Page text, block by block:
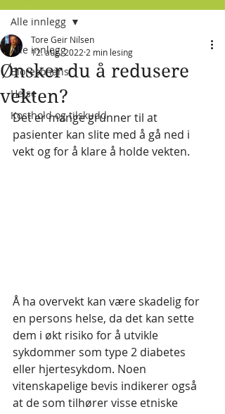
Alle innlegg
Bioresonans
Helse
Kosthold og tilskudd
Alle innlegg
Ønsker du å redusere
vekten?
Tore Geir Nilsen
12. aug. 2022 2 min lesing
Det er mange grunner til at
pasienter kan slite med å gå ned i
vekt og for å klare å holde vekten.
Å ha overvekt kan være skadelig for
en persons helse, da det kan sette
dem i økt risiko for å utvikle
sykdommer som type 2 diabetes
eller hjertesykdom. Noen
vitenskapelige bevis indikerer også
at de som tilhører visse etniske